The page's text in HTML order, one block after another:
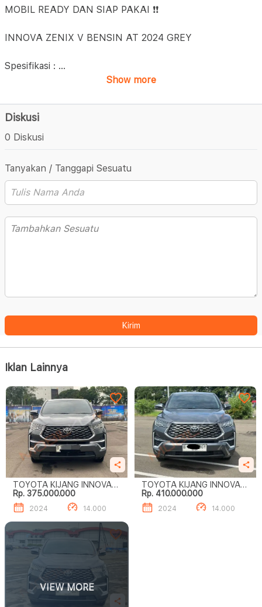
MOBIL READY DAN SIAP PAKAI ❗❗
INNOVA ZENIX V BENSIN AT 2024 GREY
Spesifikasi : ...
Show more
Diskusi
0 Diskusi
Tanyakan / Tanggapi Sesuatu
Kirim
Iklan Lainnya
TOYOTA KIJANG INNOVA
ZENIX 2.0 V CVT
Rp. 375.000.000
2024 14.000
TOYOTA KIJANG INNOVA
ZENIX 2.0 V CVT
Rp. 410.000.000
2024 14.000
VIEW MORE